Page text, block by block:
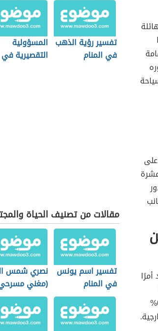
يعد أمرًا
ومكونًا رئيسيًّا لا بدّ منه، حيثُ تشكل فئة الشباب ما يُقارب 60%
تفسير رؤية الذهب
في المنام
المسؤولية
التقصيرية في
مقالات من تصنيف الحياة
تفسير اسم يونس
في المنام
نصري شمس
(مغني
لبناني)